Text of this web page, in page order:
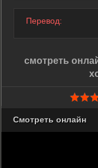
Перевод:
смотреть
Смотреть онлайн